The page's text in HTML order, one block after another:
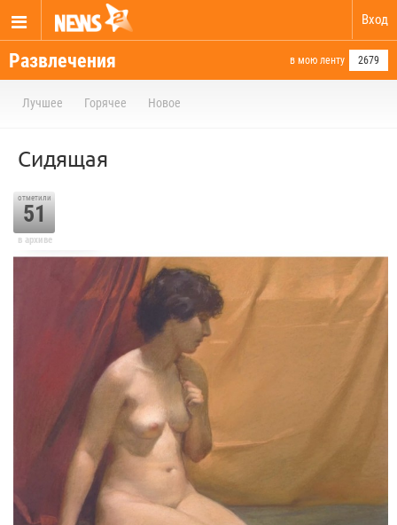
Вход
Развлечения в мою ленту 2679
Лучшее Горячее Новое
Сидящая
отметили
51
в архиве